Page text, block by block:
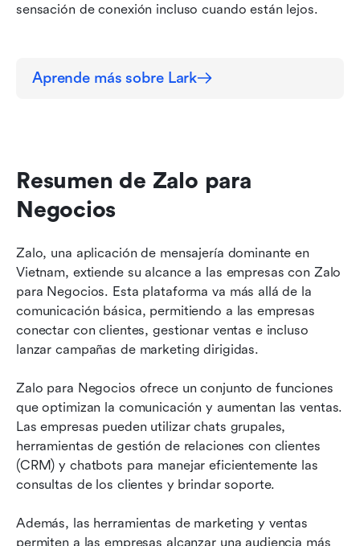
sensación de conexión incluso cuando están lejos.
Aprende más sobre Lark
Resumen de Zalo para
Negocios
Zalo, una aplicación de mensajería dominante en
Vietnam, extiende su alcance a las empresas con Zalo
para Negocios. Esta plataforma va más allá de la
comunicación básica, permitiendo a las empresas
conectar con clientes, gestionar ventas e incluso
lanzar campañas de marketing dirigidas.
Zalo para Negocios ofrece un conjunto de funciones
que optimizan la comunicación y aumentan las ventas.
Las empresas pueden utilizar chats grupales,
herramientas de gestión de relaciones con clientes
(CRM) y chatbots para manejar eficientemente las
consultas de los clientes y brindar soporte.
Además, las herramientas de marketing y ventas
permiten a las empresas alcanzar una audiencia más